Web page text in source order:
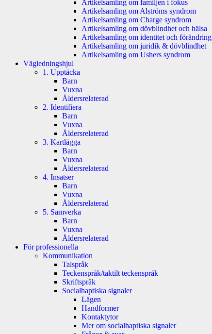
Artikelsamling om familjen i fokus
Artikelsamling om Alströms syndrom
Artikelsamling om Charge syndrom
Artikelsamling om dövblindhet och hälsa
Artikelsamling om identitet och förändring
Artikelsamling om juridik & dövblindhet
Artikelsamling om Ushers syndrom
Vägledningshjul
1. Upptäcka
Barn
Vuxna
Åldersrelaterad
2. Identifiera
Barn
Vuxna
Åldersrelaterad
3. Kartlägga
Barn
Vuxna
Åldersrelaterad
4. Insatser
Barn
Vuxna
Åldersrelaterad
5. Samverka
Barn
Vuxna
Åldersrelaterad
För professionella
Kommunikation
Talspråk
Teckenspråk/taktilt teckenspråk
Skriftspråk
Socialhaptiska signaler
Lägen
Handformer
Kontaktytor
Mer om socialhaptiska signaler